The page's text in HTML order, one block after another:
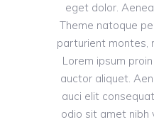
eget dolor.
Theme natoque
parturient montes,
Lorem ipsum
auctor aliquet.
auci elit
odio sit amet nibh